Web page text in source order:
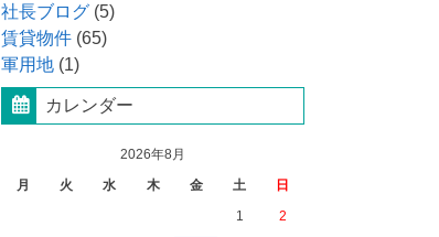
社長ブログ (5)
賃貸物件 (65)
軍用地 (1)
カレンダー
2026年8月
月
火 水 木 金 土
日
1
2